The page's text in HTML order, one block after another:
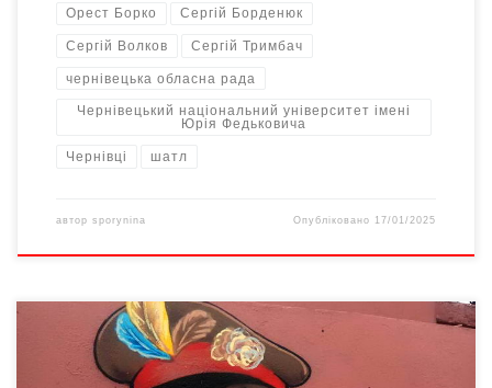
Орест Борко Сергій Борденюк
Сергій Волков Сергій Тримбач
чернівецька обласна рада
Чернівецький національний університет імені
Юрія Федьковича
Чернівці шатл
автор sporynina Опубліковано 17/01/2025
Молоді й круті менеджери державного (на цьому наголошую!)